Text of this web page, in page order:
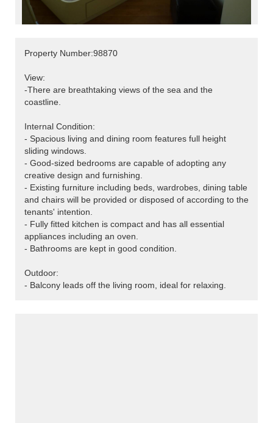
Property Number:98870
View:
-There are breathtaking views of the sea and the
coastline.
Internal Condition:
- Spacious living and dining room features full height
sliding windows.
- Good-sized bedrooms are capable of adopting any
creative design and furnishing.
- Existing furniture including beds, wardrobes, dining table
and chairs will be provided or disposed of according to the
tenants' intention.
- Fully fitted kitchen is compact and has all essential
appliances including an oven.
- Bathrooms are kept in good condition.
Outdoor:
- Balcony leads off the living room, ideal for relaxing.